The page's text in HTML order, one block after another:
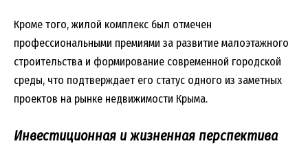
Кроме того, жилой комплекс был отмечен
профессиональными премиями за развитие малоэтажного
строительства и формирование современной городской
среды, что подтверждает его статус одного из заметных
проектов на рынке недвижимости Крыма.
Инвестиционная и жизненная перспектива